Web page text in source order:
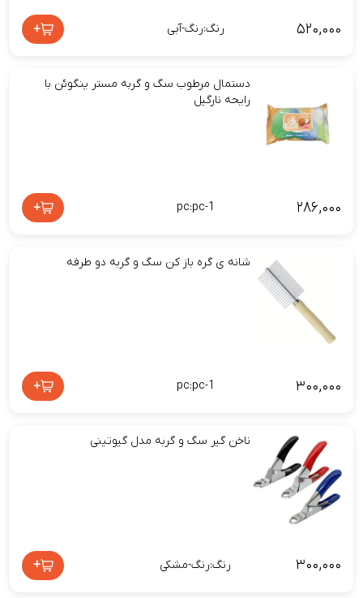
۵۲۰,۰۰۰ رنگ:رنگ-آبی +
دستمال مرطوب سگ و گربه مستر پنگوئن با
رایحه نارگیل
۲۸۶,۰۰۰ pc:pc-1
+
شانه ی گره باز کن سگ و گربه دو طرفه
۳۰۰,۰۰۰ pc:pc-1
+
ناخن‌ گیر سگ و گربه مدل گیوتینی
۳۰۰,۰۰۰ رنگ:رنگ-مشکی +